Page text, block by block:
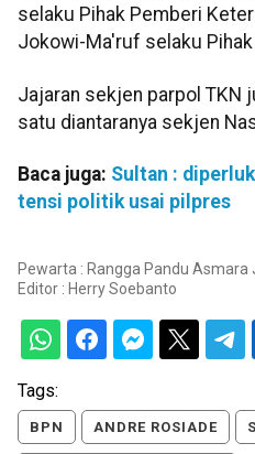
selaku Pihak Pemberi
Jokowi-Ma'ruf selaku Pihak
Jajaran sekjen parpol TKN
satu diantaranya sekjen
Baca juga: Sultan :
tensi politik usai pilpres
Pewarta : Rangga Pandu Asmara
Editor : Herry Soebanto
Tags:
BPN ANDRE ROSIADE